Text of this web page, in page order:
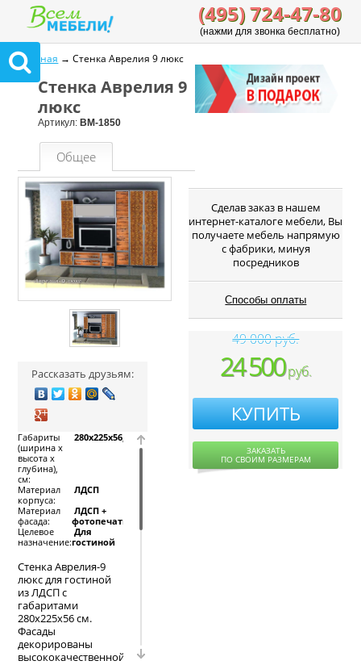
(495) 724-47-80
(нажми для звонка бесплатно)
Главная → Стенка Аврелия 9 люкс
Стенка Аврелия 9
люкс
Артикул: ВМ-1850
Общее
Рассказать друзьям:
Габариты
(ширина х
высота х
глубина),
см:
280x225x56,
Материал
корпуса:
ЛДСП
Материал
фасада:
ЛДСП +
фотопечать
Целевое
назначение:
Для
гостиной
Стенка Аврелия-9
люкс для гостиной
из ЛДСП с
габаритами
280х225х56 см.
Фасады
декорированы
высококачественной
Cделав заказ в нашем
интернет-каталоге мебели, Вы
получаете мебель напрямую
с фабрики, минуя
посредников
Способы оплаты
49 000 руб.
24 500руб.
КУПИТЬ
ЗАКАЗАТЬ
ПО СВОИМ РАЗМЕРАМ